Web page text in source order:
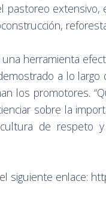
pastoreo
herramienta
a lo largo
los promotores.
sobre la
de respeto
siguiente enlace: